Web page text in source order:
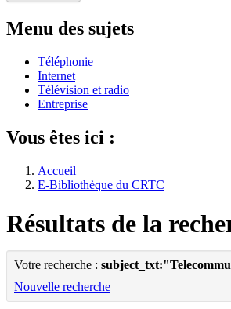
Menu des sujets
Téléphonie
Internet
Télévision et radio
Entreprise
Vous êtes ici :
Accueil
E-Bibliothèque du CRTC
Résultats de la
Votre recherche :
Nouvelle recherche